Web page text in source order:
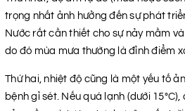
trọng nhất ảnh hưởng đến sự phát
Nước rất cần thiết cho sự nảy mầm
do đó mùa mưa thường là đỉnh điểm
Thứ hai, nhiệt độ cũng là một yếu tố
bệnh gỉ sét. Nếu quá lạnh (dưới